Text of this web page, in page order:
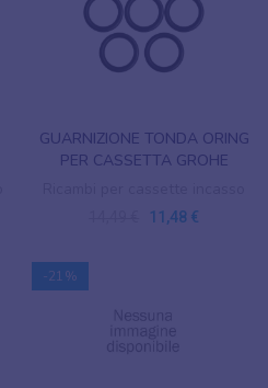
GUARNIZIONE TONDA ORING
PER CASSETTA GROHE
11,48 €
-21%